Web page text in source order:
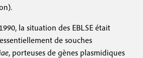
la situation des EBLSE était
de souches
, porteuses de gènes plasmidiques